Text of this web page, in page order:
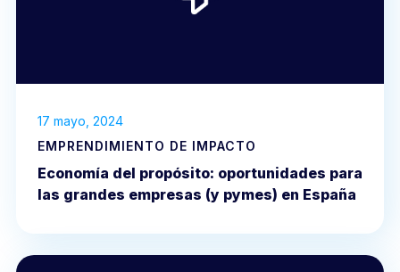
17 mayo, 2024
EMPRENDIMIENTO DE IMPACTO
Economía del propósito: oportunidades para
las grandes empresas (y pymes) en España